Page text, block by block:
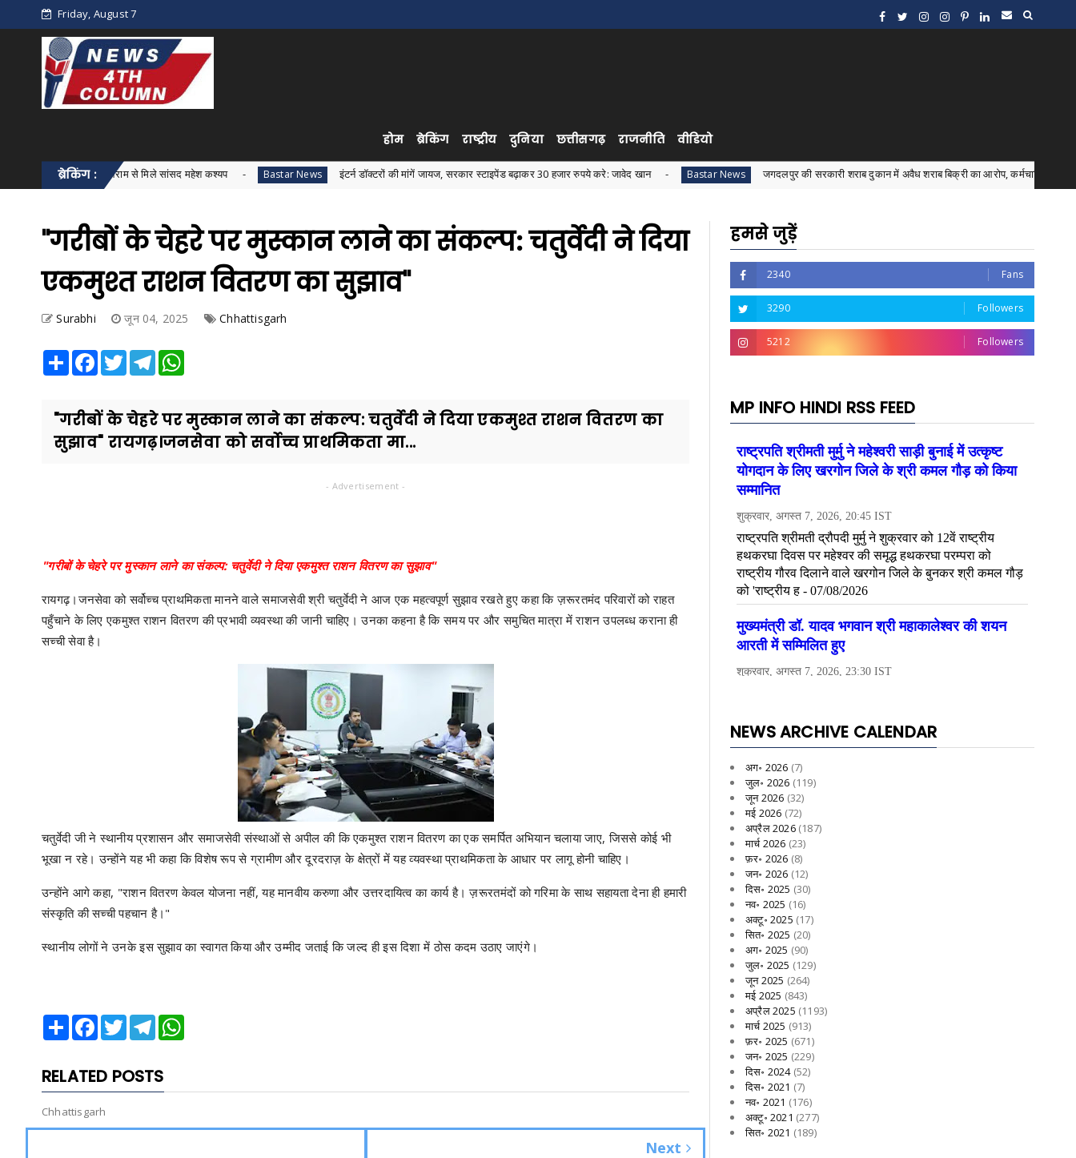
Friday, August 7
होम ब्रेकिंग राष्ट्रीय दुनिया छत्तीसगढ़ राजनीति वीडियो
ब्रेकिंग :
जुएल ओराम से मिले सांसद महेश कश्यप Bastar News इंटर्न डॉक्टरों की मांगें जायज, सरकार स्टाइपेंड बढ़ाकर 30 हजार रुपये करे: जावेद खान Bastar News जगदलपुर की सरकारी शराब दुकान में अवैध शराब बिक्री का आरोप, कर्मचारियों और शराब माफियाओं की
"गरीबों के चेहरे पर मुस्कान लाने का संकल्प: चतुर्वेदी ने दिया
एकमुश्त राशन वितरण का सुझाव"
Surabhi जून 04, 2025 Chhattisgarh
Share Facebook
TwitterTelegram
"गरीबों के चेहरे पर मुस्कान लाने का संकल्प: चतुर्वेदी ने दिया एकमुश्त राशन वितरण का
सुझाव" रायगढ़।जनसेवा को सर्वोच्च प्राथमिकता मा...
- Advertisement -
"गरीबों के चेहरे पर मुस्कान लाने का संकल्प: चतुर्वेदी ने दिया एकमुश्त राशन वितरण का सुझाव"
रायगढ़।जनसेवा को सर्वोच्च प्राथमिकता मानने वाले समाजसेवी श्री चतुर्वेदी ने आज एक महत्वपूर्ण सुझाव रखते हुए कहा कि ज़रूरतमंद परिवारों को राहत
पहुँचाने के लिए एकमुश्त राशन वितरण की प्रभावी व्यवस्था की जानी चाहिए। उनका कहना है कि समय पर और समुचित मात्रा में राशन उपलब्ध कराना ही
सच्ची सेवा है।
चतुर्वेदी जी ने स्थानीय प्रशासन और समाजसेवी संस्थाओं से अपील की कि एकमुश्त राशन वितरण का एक समर्पित अभियान चलाया जाए, जिससे कोई भी
भूखा न रहे। उन्होंने यह भी कहा कि विशेष रूप से ग्रामीण और दूरदराज़ के क्षेत्रों में यह व्यवस्था प्राथमिकता के आधार पर लागू होनी चाहिए।
उन्होंने आगे कहा, "राशन वितरण केवल योजना नहीं, यह मानवीय करुणा और उत्तरदायित्व का कार्य है। ज़रूरतमंदों को गरिमा के साथ सहायता देना ही हमारी
संस्कृति की सच्ची पहचान है।"
स्थानीय लोगों ने उनके इस सुझाव का स्वागत किया और उम्मीद जताई कि जल्द ही इस दिशा में ठोस कदम उठाए जाएंगे।
Share Facebook
TwitterTelegram
RELATED POSTS
Chhattisgarh
Next
हमसे जुड़ें
2340 Fans
3290 Followers
5212 Followers
MP INFO HINDI RSS FEED
NEWS ARCHIVE CALENDAR
अग॰ 2026 (7)
जुल॰ 2026 (119)
जून 2026 (32)
मई 2026 (72)
अप्रैल 2026(187)
मार्च 2026 (23)
फ़र॰ 2026 (8)
जन॰ 2026 (12)
दिस॰ 2025 (30)
नव॰ 2025 (16)
अक्टू॰ 2025 (17)
सित॰ 2025 (20)
अग॰ 2025 (90)
जुल॰ 2025 (129)
जून 2025 (264)
मई 2025 (843)
अप्रैल 2025 (1193)
मार्च 2025 (913)
फ़र॰ 2025 (671)
जन॰ 2025 (229)
दिस॰ 2024(52)
दिस॰ 2021 (7)
नव॰ 2021 (176)
अक्टू॰ 2021 (277)
सित॰ 2021 (189)